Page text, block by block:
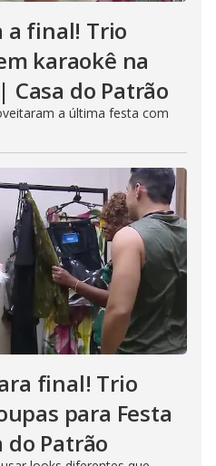
a final! Trio
karaokê na
Casa do Patrão
a última festa com
final! Trio
para Festa
do Patrão